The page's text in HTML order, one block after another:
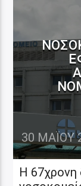
30 ΜΑΪ́ΟΥ
Η 67χρονη